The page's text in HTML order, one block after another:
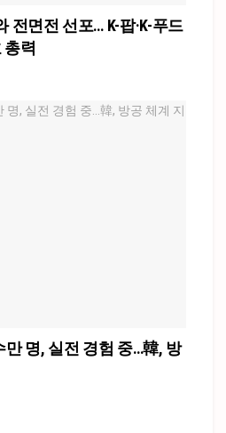
전면전 선포… K-팝·K-푸드
총력
만 명, 실전 경험 중…韓, 방